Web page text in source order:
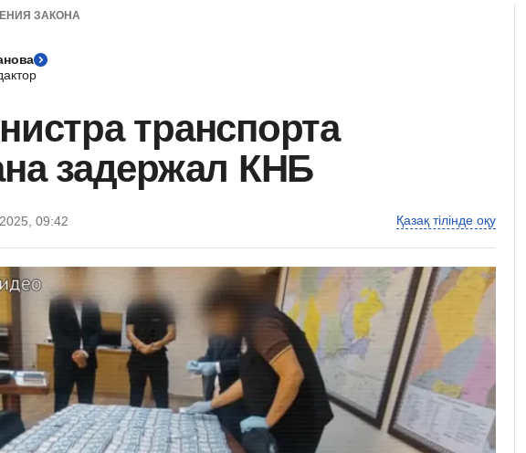
ЗАКОНА
транспорта
задержал КНБ
09:42 Қазақ тілінде оқу